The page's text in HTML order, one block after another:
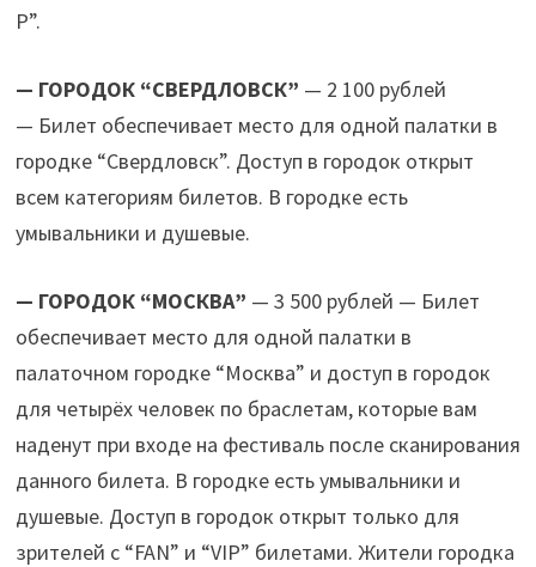
P”.
— ГОРОДОК “СВЕРДЛОВСК” — 2 100 рублей
— Билет обеспечивает место для одной палатки в
городке “Свердловск”. Доступ в городок открыт
всем категориям билетов. В городке есть
умывальники и душевые.
— ГОРОДОК “МОСКВА” — 3 500 рублей — Билет
обеспечивает место для одной палатки в
палаточном городке “Москва” и доступ в городок
для четырёх человек по браслетам, которые вам
наденут при входе на фестиваль после сканирования
данного билета. В городке есть умывальники и
душевые. Доступ в городок открыт только для
зрителей с “FAN” и “VIP” билетами. Жители городка